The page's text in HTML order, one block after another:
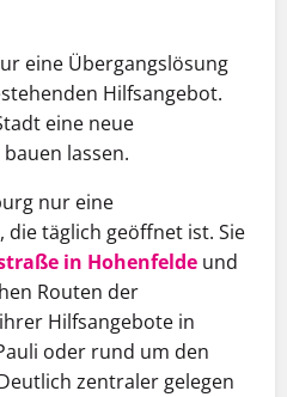
eine Übergangslösung
Hilfsangebot.
eine neue
lassen.
nur eine
täglich geöffnet ist. Sie
in Hohenfelde und
Routen der
Hilfsangebote in
oder rund um den
zentraler gelegen